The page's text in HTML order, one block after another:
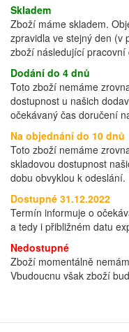
Skladem
Zboží máme skladem.
zpravidla ve stejný den (v
zboží následující pracovní
Dodání do 4 dnů
Toto zboží nemáme
dostupnost u našich
očekávaný čas doručení
Na objednání do 10 dnů
Toto zboží nemáme
skladovou dostupnost
dobu obvyklou k odeslání.
Dostupné 31.12.2022
Termín informuje o
a tedy i přibližném datu
Nedostupné
Zboží momentálně
Vbudoucnu však zboží